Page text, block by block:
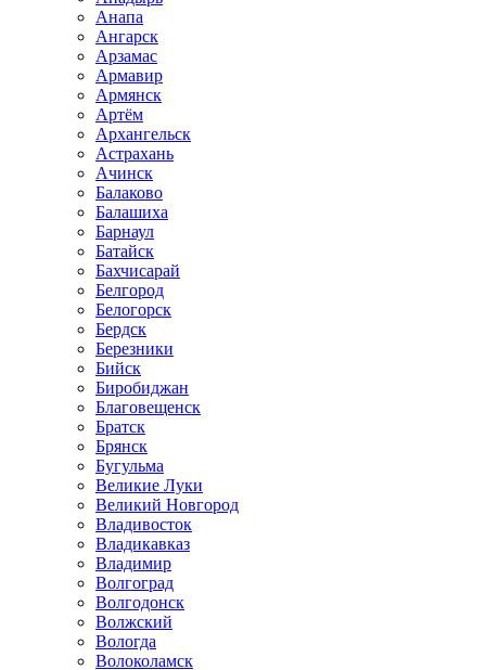
Анапа
Ангарск
Арзамас
Армавир
Армянск
Артём
Архангельск
Астрахань
Ачинск
Балаково
Балашиха
Барнаул
Батайск
Бахчисарай
Белгород
Белогорск
Бердск
Березники
Бийск
Биробиджан
Благовещенск
Братск
Брянск
Бугульма
Великие Луки
Великий Новгород
Владивосток
Владикавказ
Владимир
Волгоград
Волгодонск
Волжский
Вологда
Волоколамск